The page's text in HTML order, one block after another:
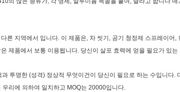
른 지역에서 입니다. 이 제품은, 차 씻기, 공기 청정제 스프레이어,
제품에서 보통 이용됩니다. 당신이 살포 효력에 얻을 필요가 있
투명한 (성격) 정상적 무엇이건이 당신이 필요로 하는 수입니다.
리에 의하여 일치하고 MOQ는 20000입니다.